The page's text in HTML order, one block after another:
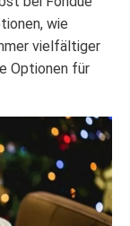
wie
vielfältiger
Optionen für